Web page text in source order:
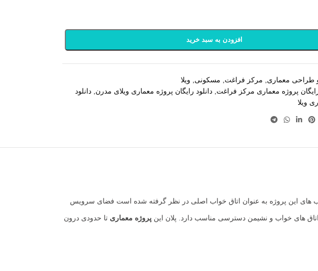
افزودن به سبد خرید
و طراحی معماری مرکز فراغت مسکونی
ویلا
رایگان پروژه معماری مرکز فراغت دانلود رایگان پروژه معماری ویلای مدرن دانلود
ویلا
های این پروژه به عنوان اتاق خواب اصلی در نظر گرفته شده است فضای سرویس
های خواب و نشیمن دسترسی مناسب دارد. پلان این پروژه معماری تا حدودی درون